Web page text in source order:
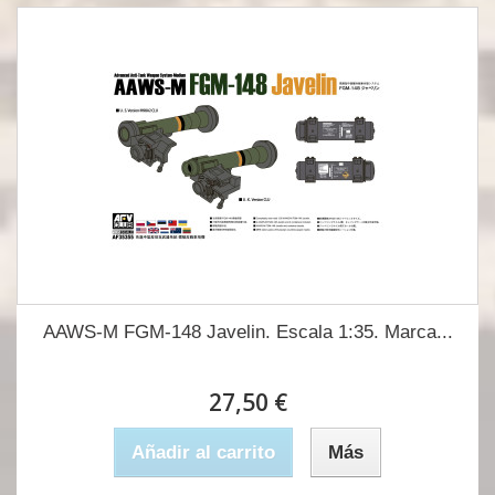
AAWS-M FGM-148 Javelin. Escala 1:35. Marca...
27,50 €
Añadir al carrito Más